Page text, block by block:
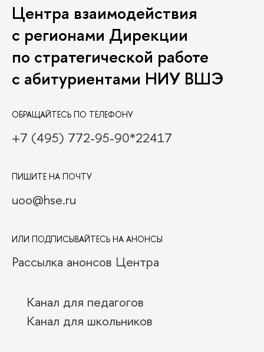
Центра взаимодействия
с регионами Дирекции
по стратегической работе
с абитуриентами НИУ ВШЭ
ОБРАЩАЙТЕСЬ ПО ТЕЛЕФОНУ
+7 (495) 772-95-90*22417
ПИШИТЕ НА ПОЧТУ
uoo@hse.ru
ИЛИ ПОДПИСЫВАЙТЕСЬ НА АНОНСЫ
Рассылка анонсов Центра
Канал для педагогов
Канал для школьников